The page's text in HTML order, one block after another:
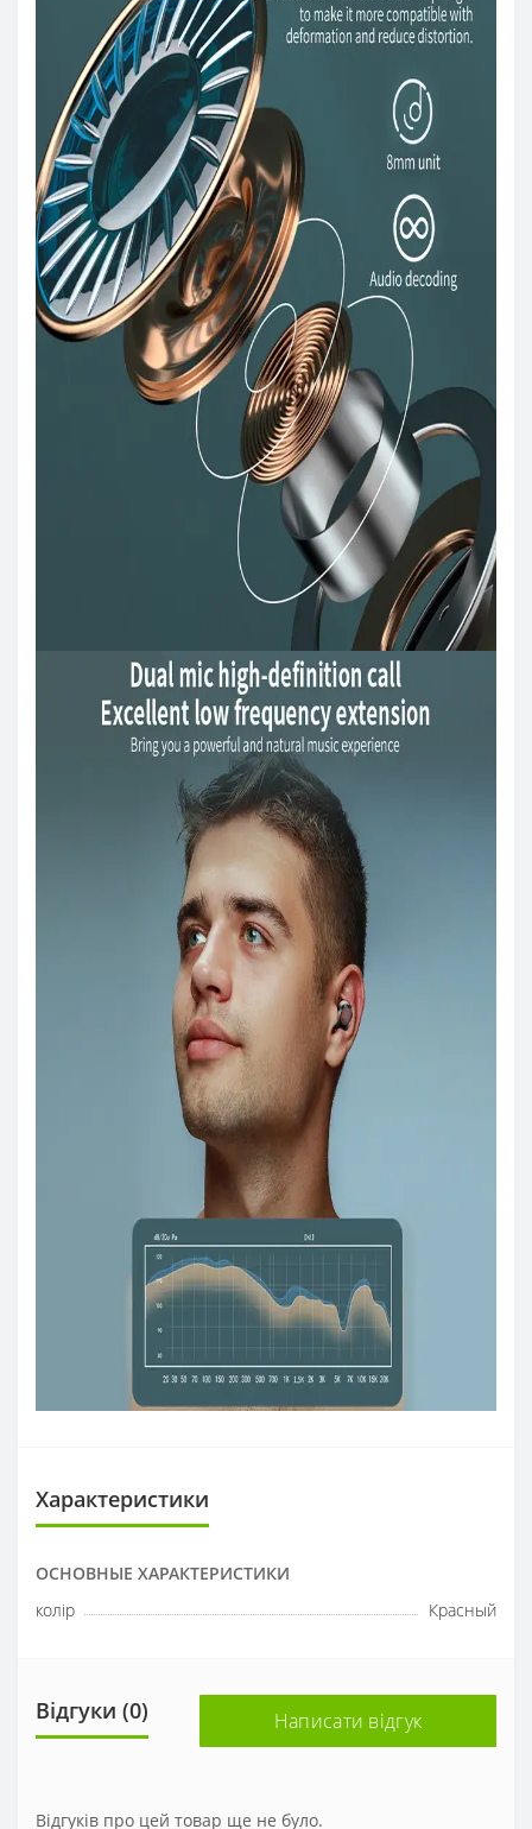
Характеристики
ОСНОВНЫЕ ХАРАКТЕРИСТИКИ
колір
Красный
Відгуки (0) Написати відгук
Відгуків про цей товар ще не було.